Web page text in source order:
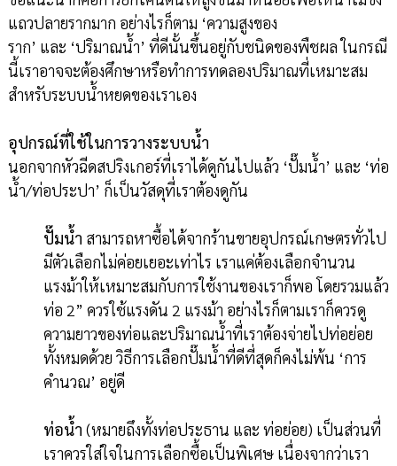
แถวปลายรากมาก อย่างไรก็ตาม ‘ความสูงของ
ราก’ และ ‘ปริมาณน้ำ’ ที่ดีนั้นขึ้นอยู่กับชนิดของพืชผล ในกรณี
นี้เราอาจจะต้องศึกษาหรือทำการทดลองปริมาณที่เหมาะสม
สำหรับระบบน้ำหยดของเราเอง
อุปกรณ์ที่ใช้ในการวางระบบน้ำ
นอกจากหัวฉีดสปริงเกอร์ที่เราได้ดูกันไปแล้ว ‘ปั๊มน้ำ’ และ ‘ท่อ
น้ำ/ท่อประปา’ ก็เป็นวัสดุที่เราต้องดูกัน
ปั๊มน้ำ สามารถหาซื้อได้จากร้านขายอุปกรณ์เกษตรทั่วไป
มีตัวเลือกไม่ค่อยเยอะเท่าไร เราแค่ต้องเลือกจำนวน
แรงม้าให้เหมาะสมกับการใช้งานของเราก็พอ โดยรวมแล้ว
ท่อ 2” ควรใช้แรงดัน 2 แรงม้า อย่างไรก็ตามเราก็ควรดู
ความยาวของท่อและปริมาณน้ำที่เราต้องจ่ายไปท่อย่อย
ทั้งหมดด้วย วิธีการเลือกปั๊มน้ำที่ดีที่สุดก็คงไม่พ้น ‘การ
คำนวณ’ อยู่ดี
ท่อน้ำ (หมายถึงทั้งท่อประธาน และ ท่อย่อย) เป็นส่วนที่
เราควรใส่ใจในการเลือกซื้อเป็นพิเศษ เนื่องจากว่าเรา